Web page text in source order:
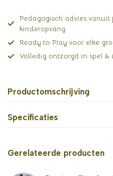
Pedagogisch advies
kinderopvang
Ready to Play voor elke
Volledig ontzorgd in spel &
Productomschrijving
Specificaties
Gerelateerde producten